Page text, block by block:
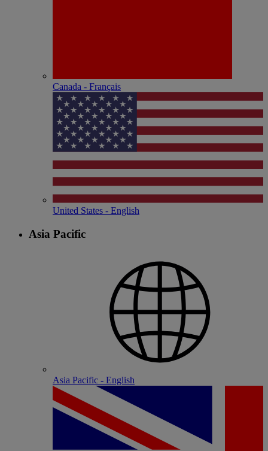
Canada - Français
United States - English
Asia Pacific
Asia Pacific - English